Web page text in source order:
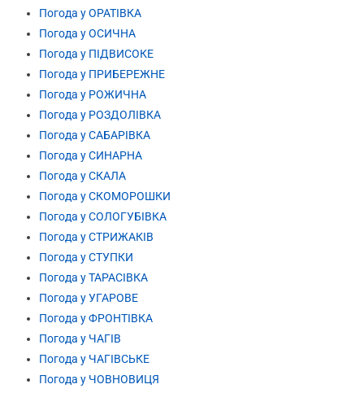
Погода у ОРАТІВКА
Погода у ОСИЧНА
Погода у ПІДВИСОКЕ
Погода у ПРИБЕРЕЖНЕ
Погода у РОЖИЧНА
Погода у РОЗДОЛІВКА
Погода у САБАРІВКА
Погода у СИНАРНА
Погода у СКАЛА
Погода у СКОМОРОШКИ
Погода у СОЛОГУБІВКА
Погода у СТРИЖАКІВ
Погода у СТУПКИ
Погода у ТАРАСІВКА
Погода у УГАРОВЕ
Погода у ФРОНТІВКА
Погода у ЧАГІВ
Погода у ЧАГІВСЬКЕ
Погода у ЧОВНОВИЦЯ